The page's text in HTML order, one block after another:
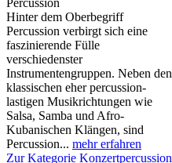
Percussion
Hinter dem Oberbegriff
Percussion verbirgt sich eine
faszinierende Fülle
verschiedenster
Instrumentengruppen. Neben den
klassischen eher percussion-
lastigen Musikrichtungen wie
Salsa, Samba und Afro-
Kubanischen Klängen, sind
Percussion... mehr erfahren
Zur Kategorie Konzertpercussion